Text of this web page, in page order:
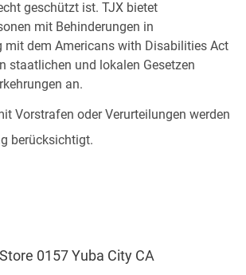
geschützt ist. TJX bietet
mit Behinderungen in
mit dem Americans with Disabilities Act
staatlichen und lokalen Gesetzen
an.
Vorstrafen oder Verurteilungen werden
berücksichtigt.
0157 Yuba City CA